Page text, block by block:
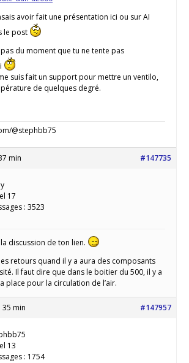
avoir fait une présentation ici ou sur AI
le post
du moment que tu ne tente pas
suis fait un support pour mettre un ventilo,
de quelques degré.
@stephbb75
min #147735
17
: 3523
la discussion de ton lien.
retours quand il y a aura des composants
Il faut dire que dans le boitier du 500, il y a
place pour la circulation de l’air.
35 min #147957
13
: 1754